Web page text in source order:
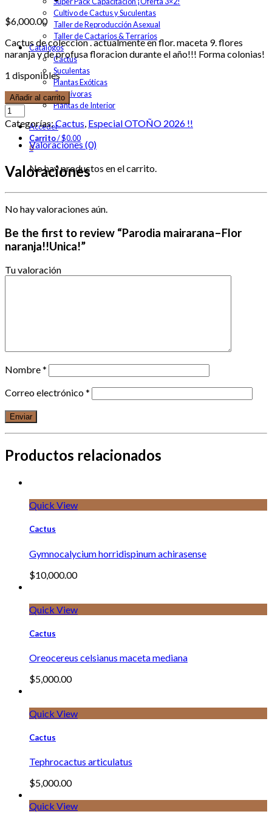
Cultivo de Cactus y Suculentas
Taller de Reproducción Asexual
Taller de Cactarios & Terrarios
Catalogos
Cactus
Suculentas
Plantas Exóticas
Carnívoras
Plantas de Interior
Acceder
Carrito/$0.00
0
No hay productos en el carrito.
$6,000.00
Cactus de coleccion . actualmente en flor. maceta 9. flores
naranja y de profusa floracion durante el año!!! Forma colonias!
1 disponibles
Añadir al carrito
Categorías:Cactus, Especial OTOÑO 2026 !!
Valoraciones (0)
Valoraciones
No hay valoraciones aún.
Be the first to review “Parodia mairarana–Flor
naranja!!Unica!”
Tu valoración
Nombre*
Correo electrónico*
Productos relacionados
Quick View
Cactus
Gymnocalycium horridispinum achirasense
$10,000.00
Quick View
Cactus
Oreocereus celsianus maceta mediana
$5,000.00
Quick View
Cactus
Tephrocactus articulatus
$5,000.00
Quick View